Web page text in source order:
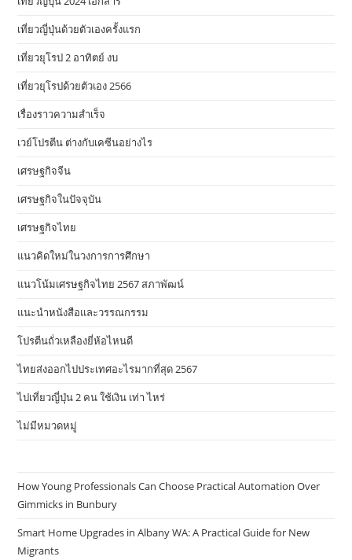
เที่ยวญี่ปุ่นด้วยตัวเองครั้งแรก
เที่ยวยุโรป 2 อาทิตย์ งบ
เที่ยวยุโรปด้วยตัวเอง 2566
เรื่องราวความสำเร็จ
เวย์โปรตีน ต่างกับเคซีนอย่างไร
เศรษฐกิจจีน
เศรษฐกิจในปัจจุบัน
เศรษฐกิจไทย
แนวคิดใหม่ในวงการการศึกษา
แนวโน้มเศรษฐกิจไทย 2567 สภาพัฒน์
แนะนำหนังสือและวรรณกรรม
โปรตีนถั่วเหลืองยี่ห้อไหนดี
ไทยส่งออกไปประเทศอะไรมากที่สุด 2567
ไปเที่ยวญี่ปุ่น 2 คน ใช้เงิน เท่า ไหร่
ไม่มีหมวดหมู่
How Young Professionals Can Choose Practical Automation Over
Gimmicks in Bunbury
Smart Home Upgrades in Albany WA: A Practical Guide for New
Migrants